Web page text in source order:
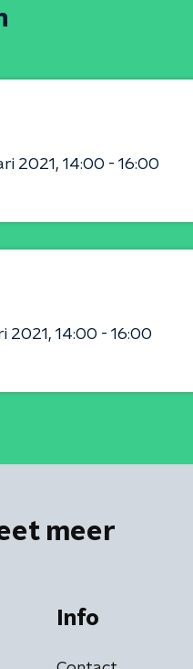
2021
14:00 - 16:00
2021
14:00 - 16:00
meer
Info